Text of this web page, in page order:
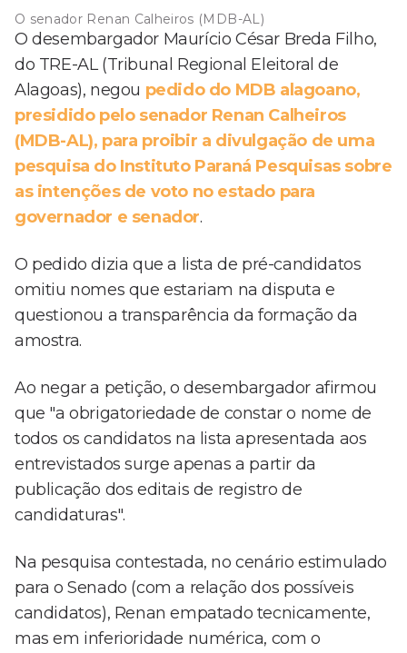
O senador Renan Calheiros (MDB-AL)
O desembargador Maurício César Breda Filho,
do TRE-AL (Tribunal Regional Eleitoral de
Alagoas), negou pedido do MDB alagoano,
presidido pelo senador Renan Calheiros
(MDB-AL), para proibir a divulgação de uma
pesquisa do Instituto Paraná Pesquisas sobre
as intenções de voto no estado para
governador e senador.
O pedido dizia que a lista de pré-candidatos
omitiu nomes que estariam na disputa e
questionou a transparência da formação da
amostra.
Ao negar a petição, o desembargador afirmou
que "a obrigatoriedade de constar o nome de
todos os candidatos na lista apresentada aos
entrevistados surge apenas a partir da
publicação dos editais de registro de
candidaturas".
Na pesquisa contestada, no cenário estimulado
para o Senado (com a relação dos possíveis
candidatos), Renan empatado tecnicamente,
mas em inferioridade numérica, com o